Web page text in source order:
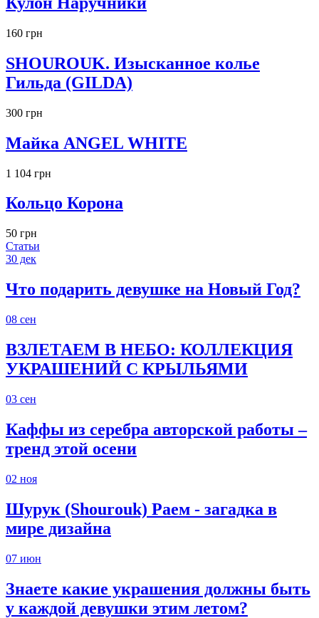
160 грн
SHOUROUK. Изысканное колье
Гильда (GILDA)
300 грн
Майка ANGEL WHITE
1 104 грн
Кольцо Корона
50 грн
Статьи
30 дек
Что подарить девушке на Новый Год?
08 сен
ВЗЛЕТАЕМ В НЕБО: КОЛЛЕКЦИЯ
УКРАШЕНИЙ С КРЫЛЬЯМИ
03 сен
Каффы из серебра авторской работы –
тренд этой осени
02 ноя
Шурук (Shourouk) Раем - загадка в
мире дизайна
07 июн
Знаете какие украшения должны быть
у каждой девушки этим летом?